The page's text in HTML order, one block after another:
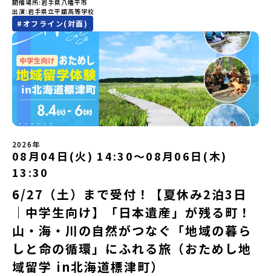
悠所在地：〒690-0842 島根県松江市東本町二丁目25-6 みらい
BASE2階 その他所在地公式HP：http://c-platform.or.jp/お問い
合わせ先担当：小川・小原E-mail：info@miratabi.jp「おためし
地域留学体験」のプログラム開催情報を公式LINEにて配信中！ぜひ
ご登録ください♪地域みらい留学公式LINE
「はじめての一人旅だけど大丈夫？」「どんな体験ができるの？」
そんな保護者様の不安や、中学生のみなさんの素朴な疑問にスタッ
フが直接お答えします。チャットでの質問も可能ですので、ぜひご
自宅からリラックスしてご参加ください。▼お申し込み前に必ずご
確認ください・参加規約への同意プログラムへの参加申し込みいた
だく前に、「お申し込みに関する各規約」への同意が必須となりま
す。ご確認ください。・抽選による参加者決定についてお申込みい
ただいた方の中から抽選の上、締め切り日から1週間を目途に、お申
し込み時に記入いただいたメールアドレス宛に「当選／落選メー
ル」をお送りいたします。当選者は、メールに記載された「当選確
認フォーム」に３日以内に回答いただき、確認フォームの提出をも
にご回答いただけない場合は、当選を取り消しとさせていただきま
す。当選取り消しがあった場合は、繰り上げ当選者へご連絡させて
いただきます。登録メールアドレスの変更をご希望の場合は下記の
地域みらい留学公式LINEよりご連絡をお願いします。※受信制限設
定をしていると、通知メールをお受け取りいただけません。その場
合は、「@miratabi.jp」からのメールを受信できるよう設定をお願
いいたします。※結果に関する個別のお問合せにはお答えしており
ませんので、ご了承ください。・お申し込みについてお申込はお一
人様1回限りです。PC・スマートフォンからお申込ください。申込
後の内容変更はできません。お申込時は、メールアドレスの入力間
違いにご注意ください。・宿泊について１室に複数(同性2～4名程
度)で宿泊いただく予定です。・食事アレルギー対応について個別の
13：00 とかち帯広空港※13：00までにとかち帯広空港に到着する
便で手配ください。【解散場所・時間】7月30日(木) 15：00頃 とか
ち帯広空港※16：00以降にとかち帯広空港を出発する便で手配くだ
さい。【対象】中学2年生、中学3年生【宿泊先】大樹町ワーキング
ステイ住宅※1室に複数(同性2～4名程度)で宿泊いただく予定です。
【旅行代金】無料※旅行代金に含まれる費用のうち、以下の内容が
無料となります：・宿泊費（2泊分）・プログラム内のアクティビテ
ィ・体験費用・一部の食事代*以下の費用は参加者のご負担となりま
す・集合場所までの往復交通費・お土産代や自由時間の個人飲食費
などの個人的費用【募集人数】最大10名（お申し込み多数の場合は
抽選の上決定）【参加者決定】お申し込み多数の場合は、締め切り
間】申込期間が延長になりました！5月7日(木)12：00 から 6月4日
(木) 12：00まで疑問も不安もワクワクに変える！「おためし地域留
学」ステップアップ説明会プログラムの内容を詳しく知りたい方
や、お申し込みを迷われている方向けにZoomでのオンライン配信
を行います。知りたい情報のレベルに合わせて、以下の2つのステッ
プをご活用ください。【STEP 1】全体オンライン説明会（アーカイ
ブ動画を公開中！）〜まずは「おためし地域留学」を知りたい方
へ〜日本全国20以上の地域から選んで参加できる「おためし地域留
学」の全体像や魅力について、説明会を開催しました。中学生一人
での参加にあたり、保護者様が特に気になる「安全面」や「事務局
のサポート体制」についても詳しく解説しています。ぜひ、ご自宅
からお気軽にご視聴ください。🎬 [アーカイブ動画を視聴す
出水市の冒険に飛び込んでみませんか？体験のおすすめポイント体
験プログラム内容（予定）＜1日目＞（PM）「オリエンテーショ
ン・自己紹介ワーク」「みんなで海遊び！」 -心をほぐして、出水
に飛び込む！海を満喫しよう！「みんなで夕食」「1日目の振り返り
会」＜2日目＞（AM）「出水工業高校のオープンスクールに参
加」 -高校見学 -授業体験（PM）「学校のことを深く知る・もの
づくりにチャレンジ！」 -各学科を実際に体験する -ものづくり
にチャレンジ -竹灯籠づくりを創って灯りをともす「みんなで
BBQ」「2日目の振り返り会」＜3日目＞（AM）「3日間の振り返り
ワーク」 -みんなで振り返り対話（PM） 13:00頃 解散（出水駅）
※天候の状況や参加人数によってプログラムを変更する場合がござ
（月）〜 8月5日（水）※参加が確定した方には7月7日(火) 18:30-
20:00に「参加者向け事前オンライン会」をご案内する予定です。必
ず参加をお願いします。【集合場所・時間】出水駅 8月3日(月)
13:30 集合【解散場所・時間】出水駅 8月5日(水) 12:00 解散【対
象】中学生2～3年生【宿泊先】現在調整中※1室に複数名(同性)で宿
泊いただく予定です。【旅行代金】無料※旅行代金に含まれる費用
のうち、以下の内容が無料となります：・宿泊費（2泊分）・プログ
ラム内のアクティビティ・体験費用・一部の食事代*以下の費用は参
加者のご負担となります・集合場所までの往復交通費・お土産代や
自由時間の個人飲食費などの個人的費用【募集人数】最大10名（お
申し込み多数の場合は抽選の上決定）【参加者決定】お申し込み多
数の場合は、締め切り後1週間を目途に当落結果をご連絡いたしま
「申し込みのタイミングを逃してしまった」という方も、この機会
にぜひ一歩踏み出してみませんか？※都合により締め切りを早める
場合がございます。お早目にご応募ください！＜体験費・宿泊費が
無料＞緑があふれる大自然の町へ！世界でここでしかできない「自
然×アートの融合体験」や「自然クラフト」を楽しんでみません
か？「大自然や文化体験が好き！興味がある！」「その地域にしか
ない郷土料理を味わってみたい！」「地元以外の暮らしや文化が気
になる。いつか留学してみたい！」そんな中学生のみなさんにおす
すめ！「おためし地域留学体験」は、日本全国約200の高校と連携し
ながら地域の枠を超えて学校生活を送ることができる「地域みらい
留学」をプチ体験できるプログラムです。はじめてでも安心！現地
ではスタッフがしっかりとサポートいたします。今回のフィールド
は「岩手県八幡平市（はちまんたいし）」岩手県八幡平市（はちま
んたいし）は北西部にあり、秋田県との県境にある自然豊かな町で
す。町の約83％は「森林」！標高1,000mを超える山岳地帯や高原
もあり緑が豊かな大自然を感じることができ、新緑、山菜の春、花
の夏、紅葉の秋、スキーや樹氷の冬と四季ごとに美しい景色を見る
ことのできるユニークな町です。「十和田八幡平（とわだはちまん
たい）国立公園」では登山やトレッキング、「安比高原（あっぴこ
うげん）スキー場」は日本国内最大級のスキーリゾートとして有名
で、一年中自然アクティビティを楽しむことができます！そして八
幡平市にある「松川地熱発電所」は、日本で初めて「地球のチカラ
を電気に変えた」場所！八幡平の地下からわき出す蒸気をそのまま
電気に変える「地球・自然にやさしい最先端のエネルギー」を生み
開催場所 岩手県八幡平市
出演 岩手県立平舘高等学校
#オフライン(対面)
2026年
08月04日(火) 14:30〜08月06日(木)
13:30
6/27（土）まで受付！【夏休み2泊3日
｜中学生向け】「日本遺産」が残る町！
山・海・川の自然がつなぐ「地域の暮ら
しと命の循環」にふれる旅（おためし地
域留学 in北海道標津町）